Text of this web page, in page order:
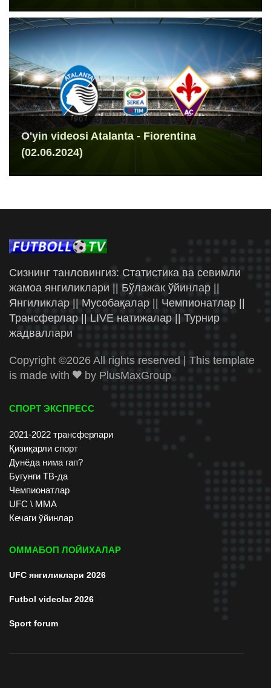
O'yin videosi Atalanta - Fiorentina
(02.06.2024)
Сизнинг танловингиз: Статистика ва севимли
жамоа янгиликлари || Бўлажак ўйинлар ||
Янгиликлар || Мусобақалар || Чемпионатлар ||
Трансферлар || LIVE натижалар || Турнир
жадваллари
Copyright ©2026 All rights reserved | This template
is made with
by PlusMaxGroup
СПОРТ ЭКСПРЕСС
2021-2022 трансферлари
Қизиқарли спорт
Дунёда нима гап?
Бугунги ТВ-да
Чемпионатлар
UFC \ ММА
Кечаги ўйинлар
ОММАБОП ЛОЙИХАЛАР
UFC янгиликлари 2026
Futbol videolar 2026
Sport forum